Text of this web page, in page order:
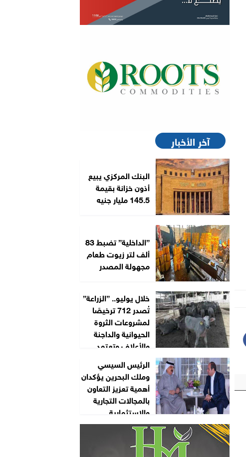
آخر الأخبار
البنك المركزي يبيع
أذون خزانة بقيمة
145.5 مليار جنيه
”الداخلية” تضبط 83
ألف لتر زيوت طعام
مجهولة المصدر
خلال يوليو.. ”الزراعة”
تُصدر 712 ترخيصًا
لمشروعات الثروة
الحيوانية والداجنة
والأعلاف وتعتمد...
الرئيس السيسي
وملك البحرين يؤكدان
أهمية تعزيز التعاون
بالمجالات التجارية
والاستثمارية